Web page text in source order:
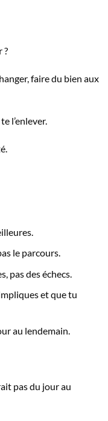
?
faire du bien aux
l’enlever.
le parcours.
pas des échecs.
et que tu
au lendemain.
pas du jour au